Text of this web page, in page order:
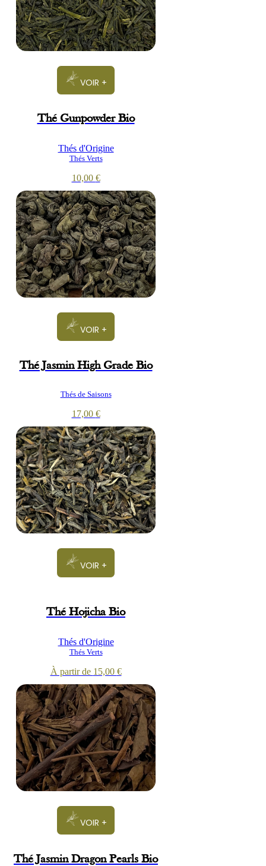
VOIR +
Thé Gunpowder Bio
Thés d'Origine
Thés Verts
10,00 €
VOIR +
Thé Jasmin High Grade Bio
Thés de Saisons
17,00 €
VOIR +
Thé Hojicha Bio
Thés d'Origine
Thés Verts
À partir de 15,00 €
VOIR +
Thé Jasmin Dragon Pearls Bio